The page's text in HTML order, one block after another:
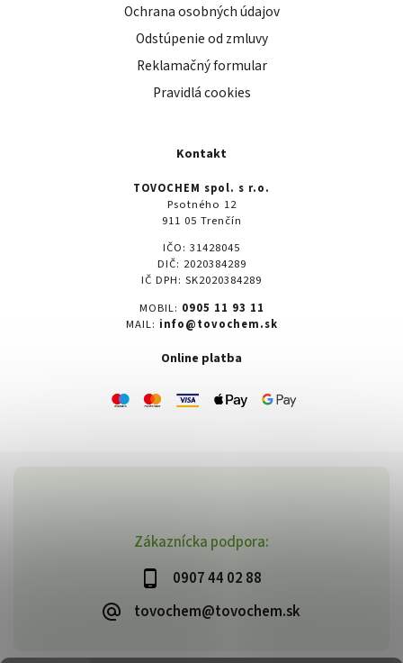
Zákaznícka podpora:
0907 44 02 88
tovochem@tovochem.sk
Ochrana osobných údajov
Odstúpenie od zmluvy
Reklamačný formular
Pravidlá cookies
Kontakt
TOVOCHEM spol. s r.o.
Psotného 12
911 05 Trenčín
IČO: 31428045
DIČ: 2020384289
IČ DPH: SK2020384289
MOBIL: 0905 11 93 11
MAIL: info@tovochem.sk
Online platba